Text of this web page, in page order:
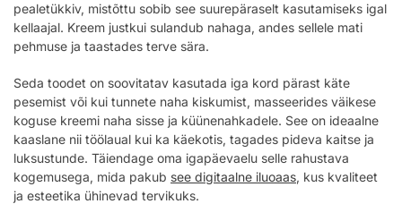
pealetükkiv, mistõttu sobib see suurepäraselt kasutamiseks igal
kellaajal. Kreem justkui sulandub nahaga, andes sellele mati
pehmuse ja taastades terve sära.
Seda toodet on soovitatav kasutada iga kord pärast käte
pesemist või kui tunnete naha kiskumist, masseerides väikese
koguse kreemi naha sisse ja küünenahkadele. See on ideaalne
kaaslane nii töölaual kui ka käekotis, tagades pideva kaitse ja
luksustunde. Täiendage oma igapäevaelu selle rahustava
kogemusega, mida pakub see digitaalne iluoaas, kus kvaliteet
ja esteetika ühinevad tervikuks.